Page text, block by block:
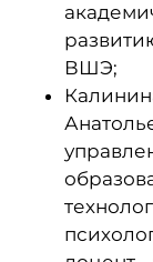
ВШЭ;